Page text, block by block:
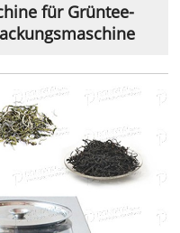
für Grüntee-